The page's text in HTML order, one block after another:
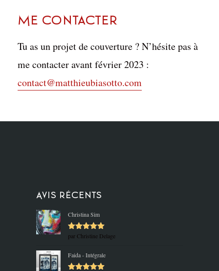
Me contacter
Tu as un projet de couverture ? N’hésite pas à
me contacter avant février 2023 :
contact@matthieubiasotto.com
Avis récents
Christina Sim
Note5sur
par Christine Delage
Faida - Intégrale